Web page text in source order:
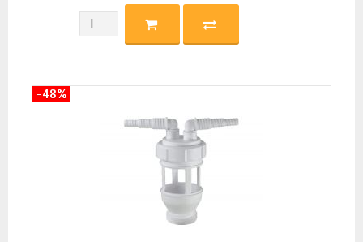
-48%